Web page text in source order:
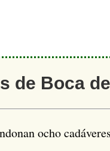
de Boca
ocho